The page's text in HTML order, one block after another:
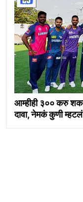
आम्हीही ३०० करु
दावा, नेमकं कुणी